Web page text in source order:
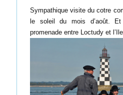
Sympathique visite du cotre
le soleil du mois d’août. Et
promenade entre Loctudy et